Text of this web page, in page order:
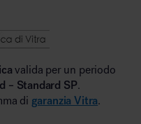
valida per un periodo
– Standard SP.
di garanzia Vitra.